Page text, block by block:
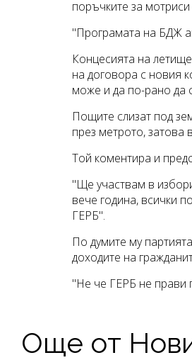
поръчките за
"Програмата на БДЖ
Концесията на
на договора с новия
може и да по-рано да
Пощите слизат под
през метрото, затова
Той коментира и
"Ще участвам в
вече година, всички
ГЕРБ".
По думите му
доходите на
"Не че ГЕРБ не прави
Още от